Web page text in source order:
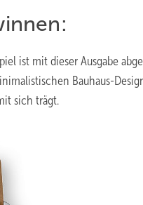
:
ist mit ­dieser Ausgabe
Bauhaus-
sich trägt.